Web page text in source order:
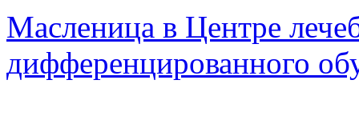
Масленица в Центре
дифференцированного